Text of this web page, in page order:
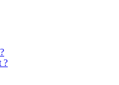
?